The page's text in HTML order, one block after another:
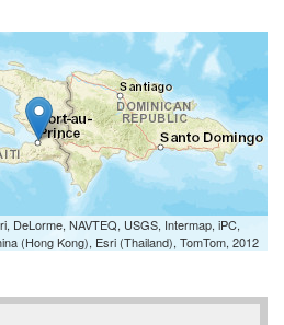
DeLorme, NAVTEQ, USGS, Intermap, iPC,
(Hong Kong), Esri (Thailand), TomTom, 2012